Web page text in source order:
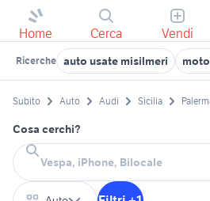
Home Cerca Vendi
Ricerche auto usate misilmeri
Subito Auto Audi Sicilia
Cosa cerchi?